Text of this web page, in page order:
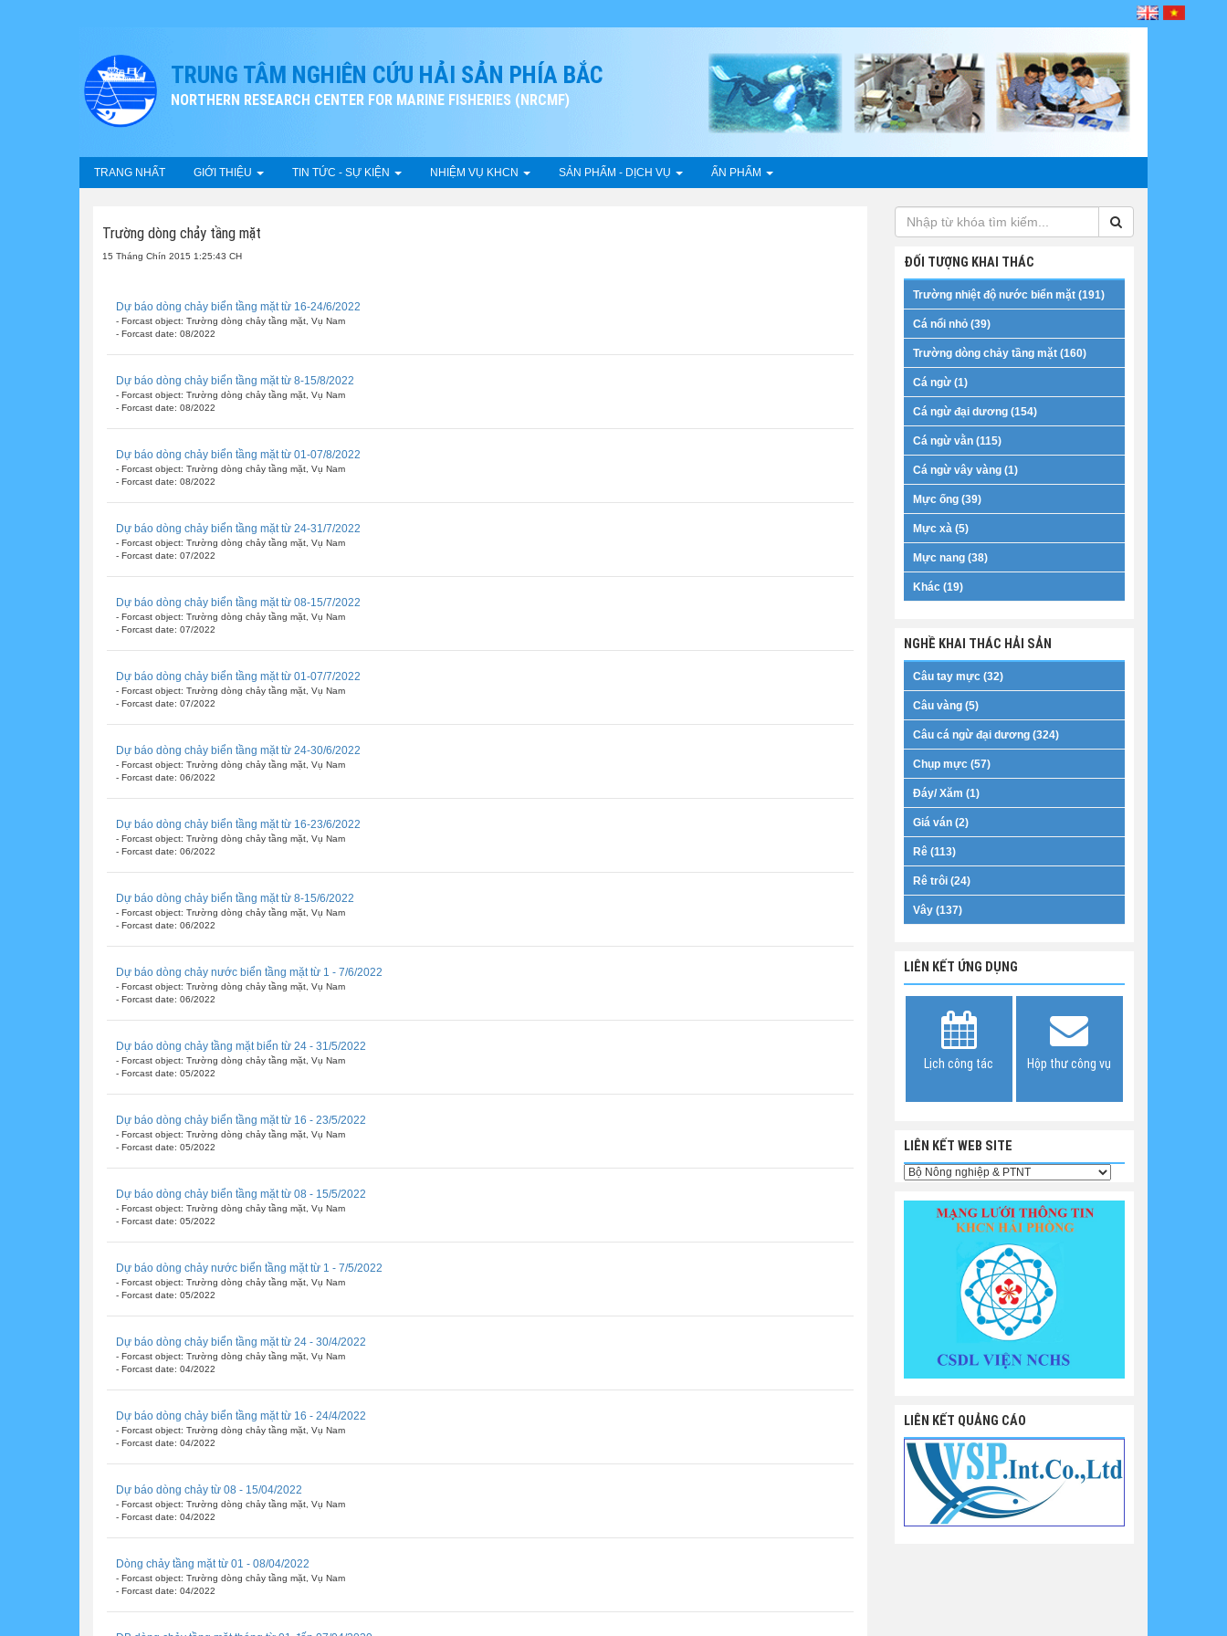
TRUNG TÂM NGHIÊN CỨU HẢI SẢN PHÍA BẮC
NORTHERN RESEARCH CENTER FOR MARINE FISHERIES (NRCMF)
TRANG NHẤT GIỚI THIỆU TIN TỨC - SỰ KIỆN NHIỆM VỤ KHCN SẢN PHẨM - DỊCH VỤ ẤN PHẨM
Trường dòng chảy tầng mặt
15 Tháng Chín 2015 1:25:43 CH
Dự báo dòng chảy biển tầng mặt từ 16-24/6/2022
- Forcast object: Trường dòng chảy tầng mặt, Vụ Nam
- Forcast date: 08/2022
Dự báo dòng chảy biển tầng mặt từ 8-15/8/2022
- Forcast object: Trường dòng chảy tầng mặt, Vụ Nam
- Forcast date: 08/2022
Dự báo dòng chảy biển tầng mặt từ 01-07/8/2022
- Forcast object: Trường dòng chảy tầng mặt, Vụ Nam
- Forcast date: 08/2022
Dự báo dòng chảy biển tầng mặt từ 24-31/7/2022
- Forcast object: Trường dòng chảy tầng mặt, Vụ Nam
- Forcast date: 07/2022
Dự báo dòng chảy biển tầng mặt từ 08-15/7/2022
- Forcast object: Trường dòng chảy tầng mặt, Vụ Nam
- Forcast date: 07/2022
Dự báo dòng chảy biển tầng mặt từ 01-07/7/2022
- Forcast object: Trường dòng chảy tầng mặt, Vụ Nam
- Forcast date: 07/2022
Dự báo dòng chảy biển tầng mặt từ 24-30/6/2022
- Forcast object: Trường dòng chảy tầng mặt, Vụ Nam
- Forcast date: 06/2022
Dự báo dòng chảy biển tầng mặt từ 16-23/6/2022
- Forcast object: Trường dòng chảy tầng mặt, Vụ Nam
- Forcast date: 06/2022
Dự báo dòng chảy biển tầng mặt từ 8-15/6/2022
- Forcast object: Trường dòng chảy tầng mặt, Vụ Nam
- Forcast date: 06/2022
Dự báo dòng chảy nước biển tầng mặt từ 1 - 7/6/2022
- Forcast object: Trường dòng chảy tầng mặt, Vụ Nam
- Forcast date: 06/2022
Dự báo dòng chảy tầng mặt biển từ 24 - 31/5/2022
- Forcast object: Trường dòng chảy tầng mặt, Vụ Nam
- Forcast date: 05/2022
Dự báo dòng chảy biển tầng mặt từ 16 - 23/5/2022
- Forcast object: Trường dòng chảy tầng mặt, Vụ Nam
- Forcast date: 05/2022
Dự báo dòng chảy biển tầng mặt từ 08 - 15/5/2022
- Forcast object: Trường dòng chảy tầng mặt, Vụ Nam
- Forcast date: 05/2022
Dự báo dòng chảy nước biển tầng mặt từ 1 - 7/5/2022
- Forcast object: Trường dòng chảy tầng mặt, Vụ Nam
- Forcast date: 05/2022
Dự báo dòng chảy biển tầng mặt từ 24 - 30/4/2022
- Forcast object: Trường dòng chảy tầng mặt, Vụ Nam
- Forcast date: 04/2022
Dự báo dòng chảy biển tầng mặt từ 16 - 24/4/2022
- Forcast object: Trường dòng chảy tầng mặt, Vụ Nam
- Forcast date: 04/2022
Dự báo dòng chảy từ 08 - 15/04/2022
- Forcast object: Trường dòng chảy tầng mặt, Vụ Nam
- Forcast date: 04/2022
Dòng chảy tầng mặt từ 01 - 08/04/2022
- Forcast object: Trường dòng chảy tầng mặt, Vụ Nam
- Forcast date: 04/2022
ĐỐI TƯỢNG KHAI THÁC
Trường nhiệt độ nước biển mặt (191)
Cá nổi nhỏ (39)
Trường dòng chảy tầng mặt (160)
Cá ngừ (1)
Cá ngừ đại dương (154)
Cá ngừ vằn (115)
Cá ngừ vây vàng (1)
Mực ống (39)
Mực xà (5)
Mực nang (38)
Khác (19)
NGHỀ KHAI THÁC HẢI SẢN
Câu tay mực (32)
Câu vàng (5)
Câu cá ngừ đại dương (324)
Chụp mực (57)
Đáy/ Xăm (1)
Giá ván (2)
Rê (113)
Rê trôi (24)
Vây (137)
LIÊN KẾT ỨNG DỤNG
Lịch công tác Hộp thư công vụ
LIÊN KẾT WEB SITE
LIÊN KẾT QUẢNG CÁO